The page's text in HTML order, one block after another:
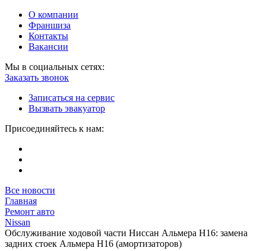
О компании
Франшиза
Контакты
Вакансии
Мы в социальных сетях:
Заказать звонок
Записаться на сервис
Вызвать эвакуатор
Присоединяйтесь к нам:
Все новости
Главная
Ремонт авто
Nissan
Обслуживание ходовой части Ниссан Альмера Н16: замена
задних стоек Альмера Н16 (амортизаторов)